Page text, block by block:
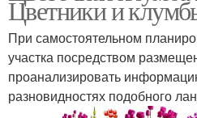
Цветники и
При самостоятельном
участка посредством
проанализировать
разновидностях подобного